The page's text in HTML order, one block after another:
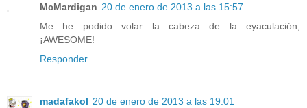
McMardigan 20 de enero de 2013 a las 15:57
Me he podido volar la cabeza de la eyaculación,
¡AWESOME!
Responder
madafakol 20 de enero de 2013 a las 19:01